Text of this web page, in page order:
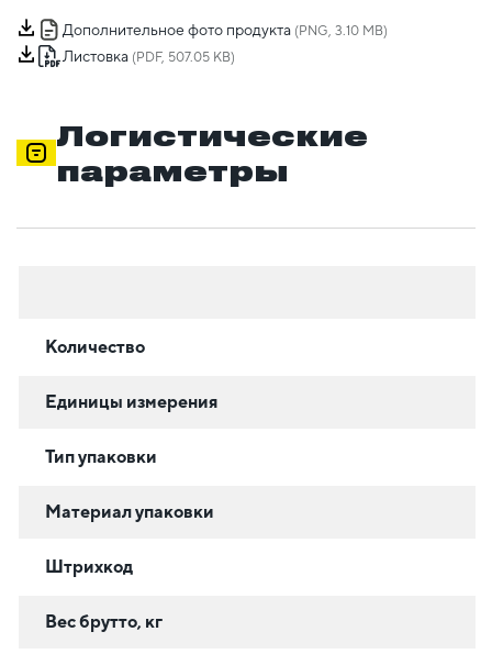
Дополнительное фото продукта (PNG, 3.10 MB)
Листовка (PDF, 507.05 KB)
Логистические
параметры
Количество
Единицы измерения
Тип упаковки
Материал упаковки
Штрихкод
Вес брутто, кг